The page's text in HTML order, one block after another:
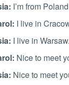
I’m from
I live in
I live in Warsaw.
Nice to meet
Nice to meet